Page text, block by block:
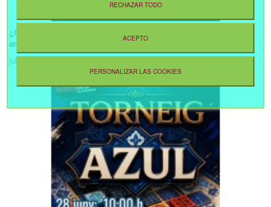
¿Qué son los Book Nook y por qué están conquistando a los
amantes de los libros?
jul 01, 2026
RECHAZAR TODO
ACEPTO
PERSONALIZAR LAS COOKIES